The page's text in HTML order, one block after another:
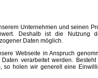
Unternehmen und seinen
Deshalb ist die Nutzung
Daten möglich.
Webseite in Anspruch
verarbeitet werden.
so holen wir generell eine